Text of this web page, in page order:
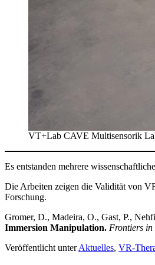
VT+Lab CAVE Multisensorik
Es entstanden mehrere
Die Arbeiten zeigen die Validität von
Forschung.
Gromer, D., Madeira, O., Gast, P.,
Immersion Manipulation. Frontiers in
Veröffentlicht unter Aktuelles, VR-